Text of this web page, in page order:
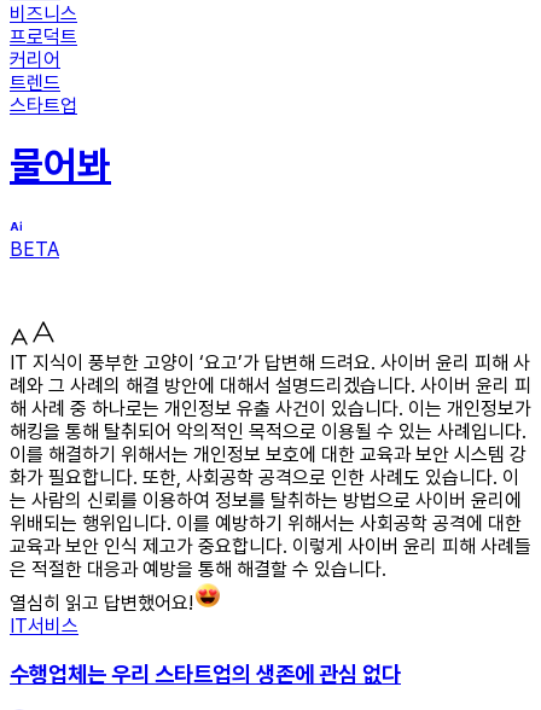
비즈니스
프로덕트
커리어
트렌드
스타트업
물어봐
BETA
IT 지식이 풍부한 고양이 ‘요고’가 답변해 드려요. 사이버 윤리 피해 사
례와 그 사례의 해결 방안에 대해서 설명드리겠습니다. 사이버 윤리 피
해 사례 중 하나로는 개인정보 유출 사건이 있습니다. 이는 개인정보가
해킹을 통해 탈취되어 악의적인 목적으로 이용될 수 있는 사례입니다.
이를 해결하기 위해서는 개인정보 보호에 대한 교육과 보안 시스템 강
화가 필요합니다. 또한, 사회공학 공격으로 인한 사례도 있습니다. 이
는 사람의 신뢰를 이용하여 정보를 탈취하는 방법으로 사이버 윤리에
위배되는 행위입니다. 이를 예방하기 위해서는 사회공학 공격에 대한
교육과 보안 인식 제고가 중요합니다. 이렇게 사이버 윤리 피해 사례들
은 적절한 대응과 예방을 통해 해결할 수 있습니다.
열심히 읽고 답변했어요!
IT서비스
수행업체는 우리 스타트업의 생존에 관심 없다